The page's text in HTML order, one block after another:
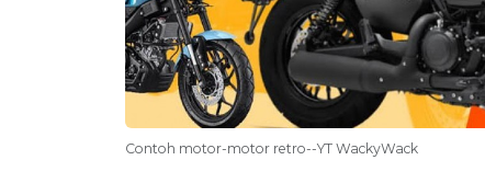
Contoh motor-motor retro--YT WackyWack